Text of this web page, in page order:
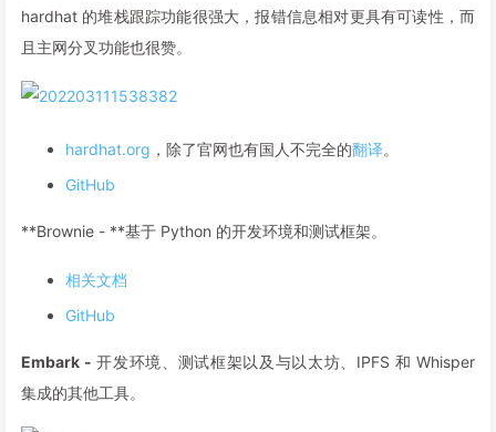
hardhat 的堆栈跟踪功能很强大，报错信息相对更具有可读性，而
且主网分叉功能也很赞。
hardhat.org ，除了官网也有国人不完全的翻译。
GitHub
**Brownie - **基于 Python 的开发环境和测试框架。
相关文档
GitHub
Embark - 开发环境、测试框架以及与以太坊、IPFS 和 Whisper
集成的其他工具。